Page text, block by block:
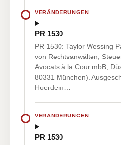
VERÄNDERUNGEN
PR 1530
PR 1530: Taylor Wessing
von Rechtsanwälten,
Avocats à la Cour mbB,
80331 München).
Hoerdem…
VERÄNDERUNGEN
PR 1530